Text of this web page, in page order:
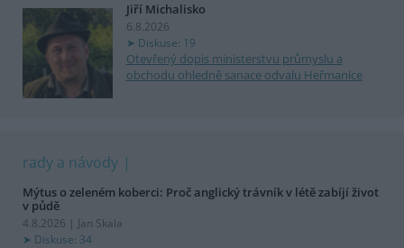
Jiří Michalisko
6.8.2026
Diskuse: 19
Otevřený dopis ministerstvu průmyslu a
obchodu ohledně sanace odvalu Heřmanice
rady a návody
Mýtus o zeleném koberci: Proč anglický trávník v létě zabíjí život
v půdě
4.8.2026 | Jan Skala
Diskuse: 34